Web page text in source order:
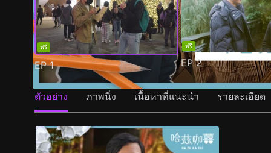
ฟรี
EP1
ฟรี
EP2
ตัวอย่าง ภาพนิ่ง เนื้อหาที่แนะนำ รายละเอียด